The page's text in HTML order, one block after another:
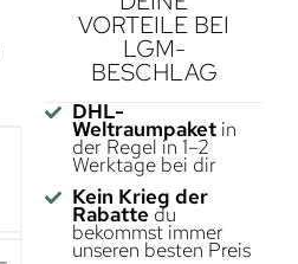
VORTEILE BEI
LGM-
BESCHLAG
DHL-
Weltraumpaketin
der Regel in 1–2
Werktage bei dir
Kein Krieg der
Rabatte du
bekommst immer
unseren besten Preis